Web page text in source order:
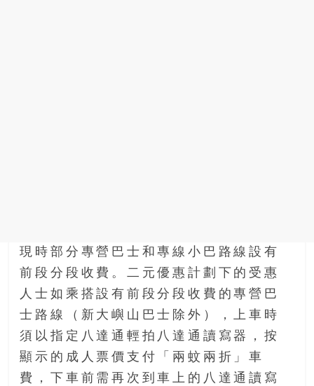
現時部分專營巴士和專線小巴路線設有
前段分段收費。二元優惠計劃下的受惠
人士如乘搭設有前段分段收費的專營巴
士路線（新大嶼山巴士除外），上車時
須以指定八達通輕拍八達通讀寫器，按
顯示的成人票價支付「兩蚊兩折」車
費，下車前需再次到車上的八達通讀寫